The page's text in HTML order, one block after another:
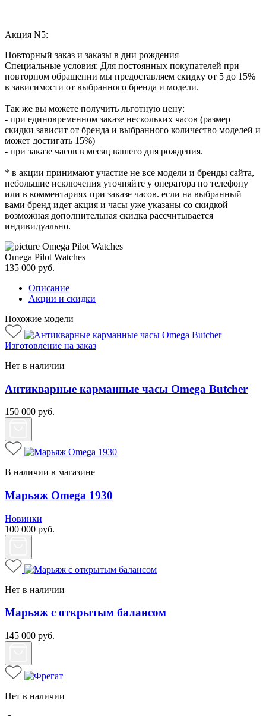
Акция N5:
Повторный заказ и заказы в дни рождения
Специальные условия: Для постоянных покупателей при
повторном обращении мы предоставляем скидку от 5 до 15%
в зависимости от выбранного бренда и модели.
Так же вы можете получить льготную цену:
- при единовременном заказе нескольких часов (размер
скидки зависит от бренда и выбранного количество моделей и
может достигать 15%)
- при заказе часов в месяц вашего дня рождения.
* в акции принимают участие не все модели и бренды сайта,
небольшие исключения уточняйте у оператора по телефону
или в комментариях при заказе часов. если на выбранный
вами бренд идет акция и часы уже указаны со скидкой
возможная дополнительная скидка рассчитывается
индивидуально.
Omega Pilot Watches
135 000 руб.
Описание
Акции и скидки
Похожие модели
Изготовление на заказ
Нет в наличии
Антикварные карманные часы Omega Butcher
150 000 руб.
В наличии в магазине
Марьяж Omega 1930
Новинки
100 000 руб.
Нет в наличии
Марьяж с открытым балансом
145 000 руб.
Нет в наличии